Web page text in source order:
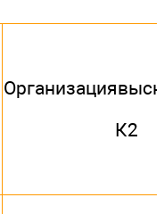
К2